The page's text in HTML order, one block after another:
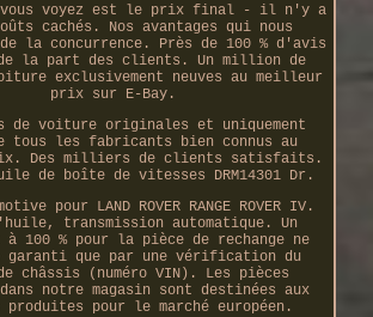
vous voyez est le prix final - il n'y a
cachés. Nos avantages qui nous
la concurrence. Près de 100 % d'avis
la part des clients. Un million de
exclusivement neuves au meilleur
prix sur E-Bay.
de voiture originales et uniquement
tous les fabricants bien connus au
Des milliers de clients satisfaits.
de boîte de vitesses DRM14301 Dr.
pour LAND ROVER RANGE ROVER IV.
transmission automatique. Un
à 100 % pour la pièce de rechange ne
garanti que par une vérification du
châssis (numéro VIN). Les pièces
dans notre magasin sont destinées aux
pour le marché européen.